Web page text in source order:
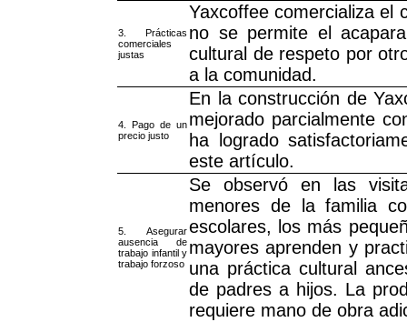
3. Prácticas
comerciales
justas
Yaxcoffee comercializa el
no se permite el
cultural de respeto por
a la comunidad.
4. Pago de un
precio justo
En la construcción de
mejorado parcialmente
ha logrado
este artículo.
5. Asegurar
ausencia de
trabajo infantil y
trabajo forzoso
Se observó en las
menores de la familia
escolares, los más
mayores aprenden y
una práctica cultural
de padres a hijos. La
requiere mano de obra